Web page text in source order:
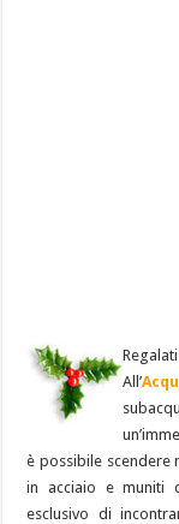
All’
è possibile scendere
in acciaio e muniti
esclusivo di